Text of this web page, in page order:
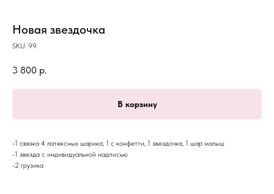
Новая звездочка
SKU: 99
3 800 р.
В корзину
-1 связка 4 латексных шарика, 1 с конфетти, 1 звездочка, 1 шар малыш
-1 звезда с индивидуальной надписью
-2 грузика